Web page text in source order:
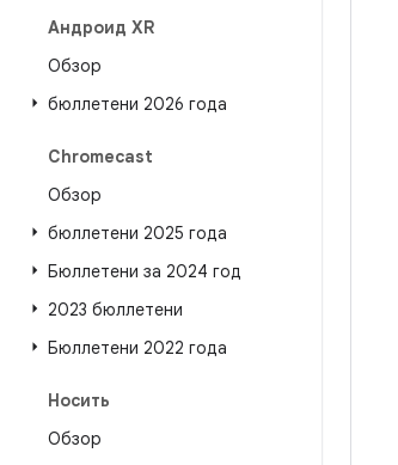
Андроид XR
Обзор
бюллетени 2026 года
Chromecast
Обзор
бюллетени 2025 года
Бюллетени за 2024 год
2023 бюллетени
Бюллетени 2022 года
Носить
Обзор